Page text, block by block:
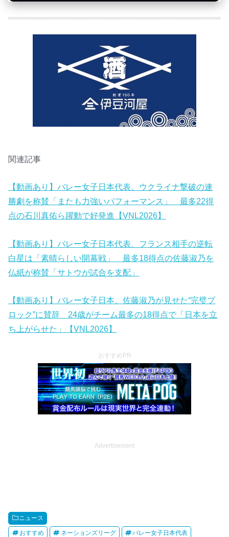
関連記事
【動画あり】バレー女子日本代表、ウクライナ撃破の連
勝劇を称賛「またも力強いパフォーマンス」 最多22得
点の石川真佑ら躍動で好発進【VNL2026】
【動画あり】バレー女子日本代表、フランス相手の逆転
白星は「素晴らしい開幕戦」 最多18得点の佐藤淑乃を
仏紙が称賛「サトウが試合を支配」
【動画あり】バレー女子日本、佐藤淑乃が見せた“完璧ブ
ロック”に賛辞 24歳がチーム最多の18得点で「日本を立
ち上がらせた」【VNL2026】
おすすめPR
Advertisement
ニュース
おすすめ ネーションズリーグ バレー女子日本代表